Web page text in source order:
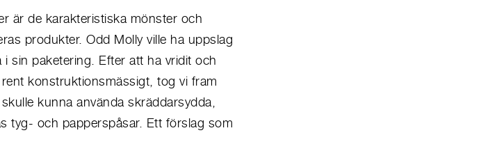
är de karakteristiska mönster och
produkter. Odd Molly ville ha uppslag
sin paketering. Efter att ha vridit och
konstruktionsmässigt, tog vi fram
kunna använda skräddarsydda,
tyg- och papperspåsar. Ett förslag som